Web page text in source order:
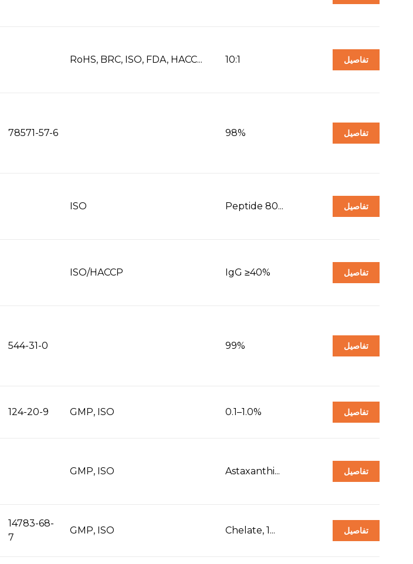
RoHS, BRC, ISO, FDA, HACC... 10:1 تفاصيل
78571-57-6 98% تفاصيل
ISO Peptide 80... تفاصيل
ISO/HACCP IgG ≥40% تفاصيل
544-31-0 99% تفاصيل
124-20-9 GMP, ISO 0.1–1.0% تفاصيل
GMP, ISO Astaxanthi... تفاصيل
14783-68-
7
GMP, ISO Chelate, 1... تفاصيل